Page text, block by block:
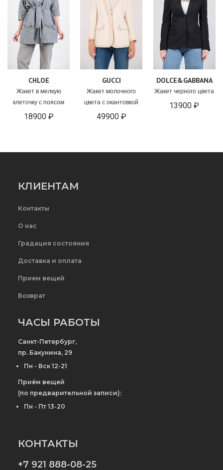
CHLOE
Жакет в мелкую
клеточку с поясом
18900 ₽
GUCCI
Жакет молочного
цвета с окантовкой
49900 ₽
DOLCE&GABBANA
Жакет черного цвета
13900 ₽
КЛИЕНТАМ
Контакты
О нас
Градация состояния
Доставка и оплата
Прием вещей
Возврат
ЧАСЫ РАБОТЫ
Санкт-Петербург,
пр. Бакунина, 29
Пн - Вск 12-21
Приём вещей
(по предварительной записи):
Пн - Пт 13-20
КОНТАКТЫ
+7 921 888-08-25